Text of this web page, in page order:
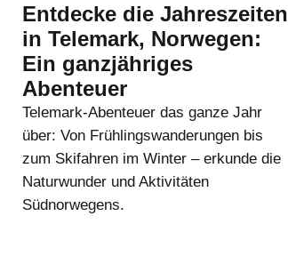
Entdecke die Jahreszeiten
in Telemark, Norwegen:
Ein ganzjähriges
Abenteuer
Telemark-Abenteuer das ganze Jahr
über: Von Frühlingswanderungen bis
zum Skifahren im Winter – erkunde die
Naturwunder und Aktivitäten
Südnorwegens.